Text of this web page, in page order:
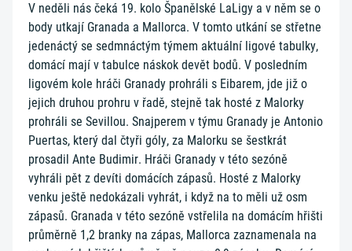
V neděli nás čeká 19. kolo Španělské LaLigy a v něm se o
body utkají Granada a Mallorca. V tomto utkání se střetne
jedenáctý se sedmnáctým týmem aktuální ligové tabulky,
domácí mají v tabulce náskok devět bodů. V posledním
ligovém kole hráči Granady prohráli s Eibarem, jde již o
jejich druhou prohru v řadě, stejně tak hosté z Malorky
prohráli se Sevillou. Snajperem v týmu Granady je Antonio
Puertas, který dal čtyři góly, za Malorku se šestkrát
prosadil Ante Budimir. Hráči Granady v této sezóně
vyhráli pět z devíti domácích zápasů. Hosté z Malorky
venku ještě nedokázali vyhrát, i když na to měli už osm
zápasů. Granada v této sezóně vstřelila na domácím hřišti
průměrně 1,2 branky na zápas, Mallorca zaznamenala na